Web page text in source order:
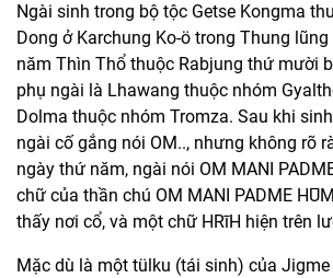
Ngài sinh trong bộ tộc Getse Kongma
Dong ở Karchung Ko-ö trong Thung
năm Thìn Thổ thuộc Rabjung thứ mười
phụ ngài là Lhawang thuộc nhóm
Dolma thuộc nhóm Tromza. Sau khi
ngài cố gắng nói OM.., nhưng không rõ
ngày thứ năm, ngài nói OM MANI
chữ của thần chú OM MANI PADME
thấy nơi cổ, và một chữ HRīH hiện trên
Mặc dù là một tülku (tái sinh) của